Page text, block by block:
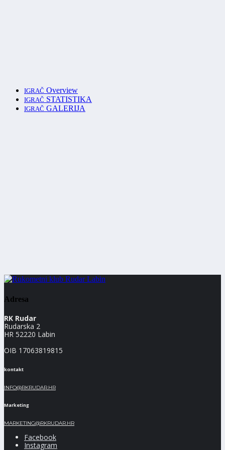
IGRAČ Overview
IGRAČ STATISTIKA
IGRAČ GALERIJA
Adresa
RK Rudar
Rudarska 2
HR 52220 Labin
OIB 17063819815
kontakt
INFO@RKRUDAR.HR
Marketing
MARKETING@RKRUDAR.HR
Facebook
Instagram